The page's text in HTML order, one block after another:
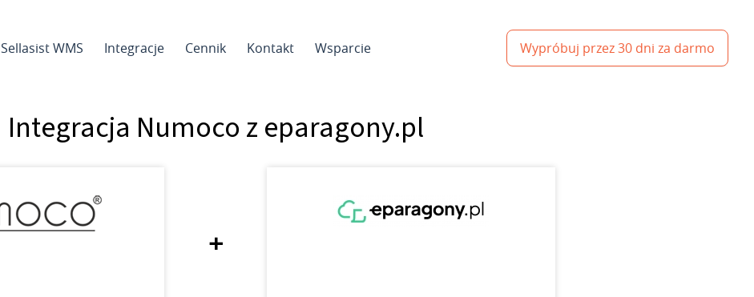
Sellasist WMS Integracje Cennik Kontakt Wsparcie Wypróbuj przez 30 dni za darmo
Integracja Numoco z eparagony.pl
+